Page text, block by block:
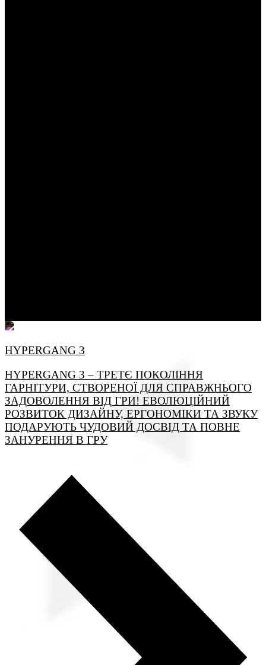
HYPERGANG 3
HYPERGANG 3 – ТРЕТЄ ПОКОЛІННЯ
ГАРНІТУРИ, СТВОРЕНОЇ ДЛЯ СПРАВЖНЬОГО
ЗАДОВОЛЕННЯ ВІД ГРИ! ЕВОЛЮЦІЙНИЙ
РОЗВИТОК ДИЗАЙНУ, ЕРГОНОМІКИ ТА ЗВУКУ
ПОДАРУЮТЬ ЧУДОВИЙ ДОСВІД ТА ПОВНЕ
ЗАНУРЕННЯ В ГРУ